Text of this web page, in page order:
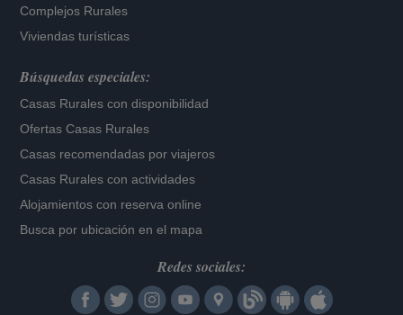
Complejos Rurales
Viviendas turísticas
Búsquedas especiales:
Casas Rurales con disponibilidad
Ofertas Casas Rurales
Casas recomendadas por viajeros
Casas Rurales con actividades
Alojamientos con reserva online
Busca por ubicación en el mapa
Redes sociales: